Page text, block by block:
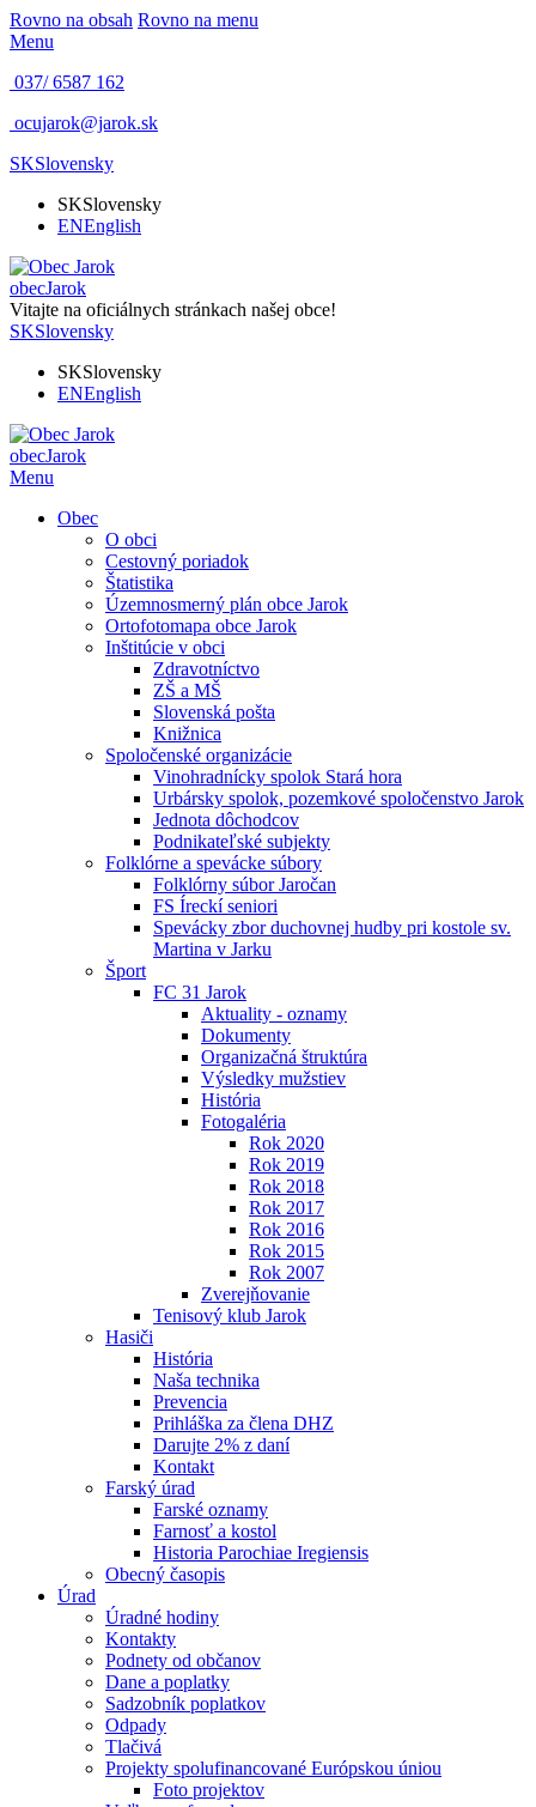
Rovno na obsah Rovno na menu
Menu
037/ 6587 162
ocujarok@jarok.sk
SKSlovensky
SKSlovensky
ENEnglish
obecJarok
Vitajte na oficiálnych stránkach našej obce!
SKSlovensky
SKSlovensky
ENEnglish
obecJarok
Menu
Obec
O obci
Cestovný poriadok
Štatistika
Územnosmerný plán obce Jarok
Ortofotomapa obce Jarok
Inštitúcie v obci
Zdravotníctvo
ZŠ a MŠ
Slovenská pošta
Knižnica
Spoločenské organizácie
Vinohradnícky spolok Stará hora
Urbársky spolok, pozemkové spoločenstvo Jarok
Jednota dôchodcov
Podnikateľské subjekty
Folklórne a spevácke súbory
Folklórny súbor Jaročan
FS Íreckí seniori
Spevácky zbor duchovnej hudby pri kostole sv.
Martina v Jarku
Šport
FC 31 Jarok
Aktuality - oznamy
Dokumenty
Organizačná štruktúra
Výsledky mužstiev
História
Fotogaléria
Rok 2020
Rok 2019
Rok 2018
Rok 2017
Rok 2016
Rok 2015
Rok 2007
Zverejňovanie
Tenisový klub Jarok
Hasiči
História
Naša technika
Prevencia
Prihláška za člena DHZ
Darujte 2% z daní
Kontakt
Farský úrad
Farské oznamy
Farnosť a kostol
Historia Parochiae Iregiensis
Obecný časopis
Úrad
Úradné hodiny
Kontakty
Podnety od občanov
Dane a poplatky
Sadzobník poplatkov
Odpady
Tlačivá
Projekty spolufinancované Európskou úniou
Foto projektov